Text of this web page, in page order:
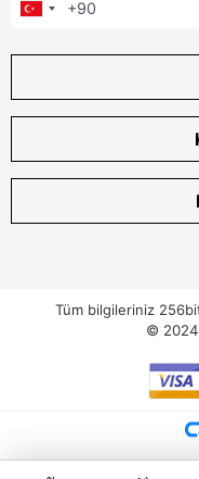
Tüm bilgileriniz
© 2024